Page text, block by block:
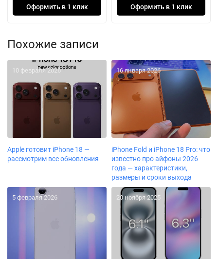
Оформить в 1 клик Оформить в 1 клик
Похожие записи
10 февраля 2026
Apple готовит iPhone 18 —
рассмотрим все обновления
16 января 2026
iPhone Fold и iPhone 18 Pro: что
известно про айфоны 2026
года — характеристики,
размеры и сроки выхода
5 февраля 2026 20 ноября 2025